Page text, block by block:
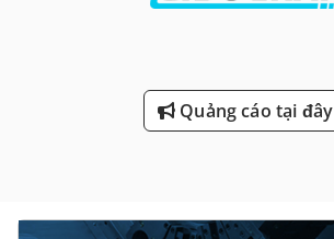
Quảng cáo tại đây